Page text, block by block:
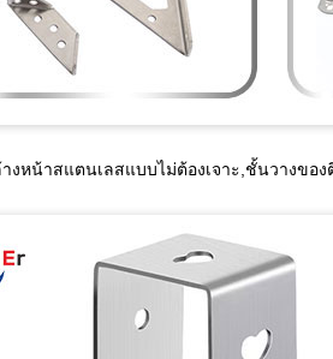
งหน้าสแตนเลสแบบไม่ต้องเจาะ,ชั้นวางข